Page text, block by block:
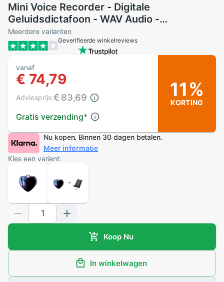
Mini Voice Recorder - Digitale
Geluidsdictafoon - WAV Audio -
42x37x9.6mm
Meerdere varianten
Geverifieerde winkelreviews
vanaf
€ 74,79
Gratis verzending*
Adviesprijs:€ 83,69 11%
KORTING
Nu kopen. Binnen 30 dagen betalen.
Meer informatie
Kies een variant:
Koop Nu
In winkelwagen